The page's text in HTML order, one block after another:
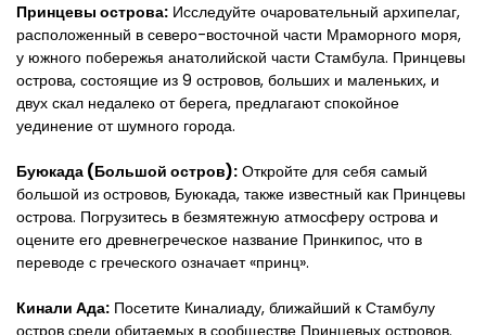
Принцевы острова: Исследуйте очаровательный архипелаг,
расположенный в северо-восточной части Мраморного моря,
у южного побережья анатолийской части Стамбула. Принцевы
острова, состоящие из 9 островов, больших и маленьких, и
двух скал недалеко от берега, предлагают спокойное
уединение от шумного города.
Буюкада (Большой остров): Откройте для себя самый
большой из островов, Буюкада, также известный как Принцевы
острова. Погрузитесь в безмятежную атмосферу острова и
оцените его древнегреческое название Принкипос, что в
переводе с греческого означает «принц».
Кинали Ада: Посетите Киналиаду, ближайший к Стамбулу
остров среди обитаемых в сообществе Принцевых островов.